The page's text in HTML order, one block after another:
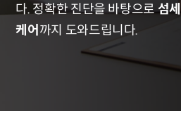
다. 정확한 진단을 바탕으로섬
케어 까지 도와드립니다.